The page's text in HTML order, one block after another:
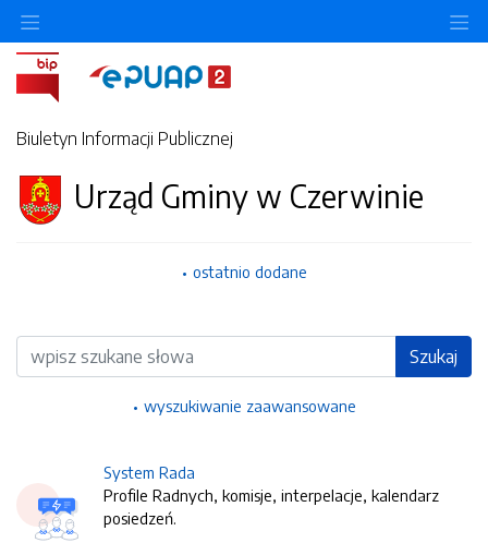
Biuletyn Informacji Publicznej
Urząd Gminy w Czerwinie
ostatnio dodane
Wyszukiwarka Szukaj
wyszukiwanie zaawansowane
System Rada
Profile Radnych, komisje, interpelacje, kalendarz
posiedzeń.